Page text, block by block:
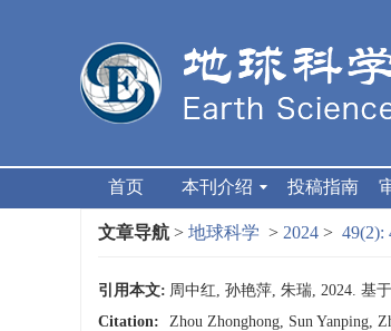
首页 本刊介绍 投稿指南
文章导航 > 地球科学 > 2024 > 49(2):
引用本文: 周中红, 孙艳萍, 朱瑞, 2024. 基
Citation:
Zhou Zhonghong, Sun Yanping,